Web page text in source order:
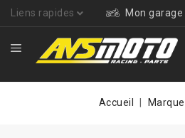
Liens rapides Mon garage
Accueil